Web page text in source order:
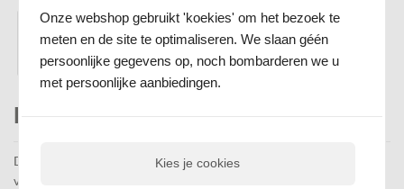
Ferm Living Tarn Bureau
De Ferm Living Tarn Desk heeft een organische vorm en is gemaakt
van massief beukenhout.
Onze webshop gebruikt 'koekies' om het bezoek te
meten en de site te optimaliseren. We slaan géén
persoonlijke gegevens op, noch bombarderen we u
met persoonlijke aanbiedingen.
Kies je cookies